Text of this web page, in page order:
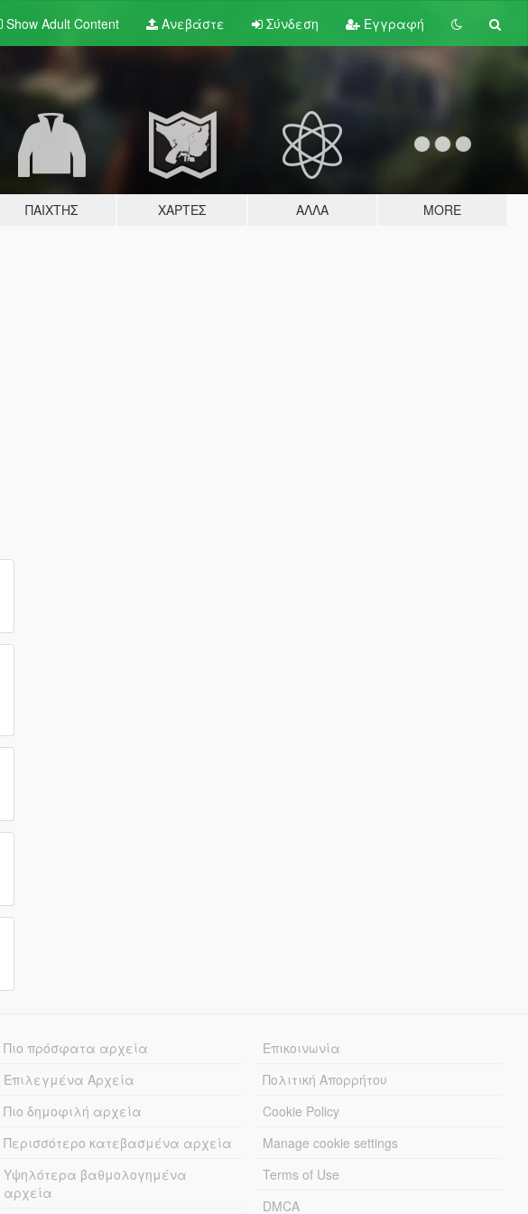
Show Adult Content Ανεβάστε Σύνδεση Εγγραφή
ΠΑΊΧΤΗΣ ΧΆΡΤΕΣ ΆΛΛΑ MORE
Πιο πρόσφατα αρχεία
Επιλεγμένα Αρχεία
Πιο δημοφιλή αρχεία
Περισσότερο κατεβασμένα αρχεία
Υψηλότερα βαθμολογημένα
αρχεία
Επικοινωνία
Πολιτική Απορρήτου
Cookie Policy
Manage cookie settings
Terms of Use
DMCA